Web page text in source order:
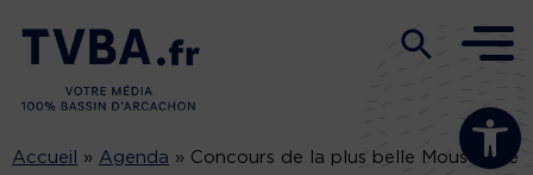
Ouvrir la
Accueil » Agenda » Concours de la plus belle Moustache